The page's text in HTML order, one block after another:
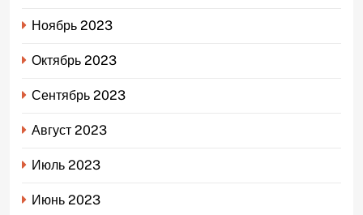
Ноябрь 2023
Октябрь 2023
Сентябрь 2023
Август 2023
Июль 2023
Июнь 2023